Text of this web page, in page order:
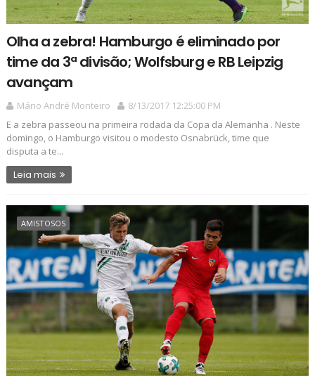
Olha a zebra! Hamburgo é eliminado por
time da 3ª divisão; Wolfsburg e RB Leipzig
avançam
Mário André Monteiro
8/13/2017 12:25:00 PM
E a zebra passeou na primeira rodada da Copa da Alemanha . Neste
domingo, o Hamburgo visitou o modesto Osnabrück, time que
disputa a te...
Leia mais
AMISTOSOS